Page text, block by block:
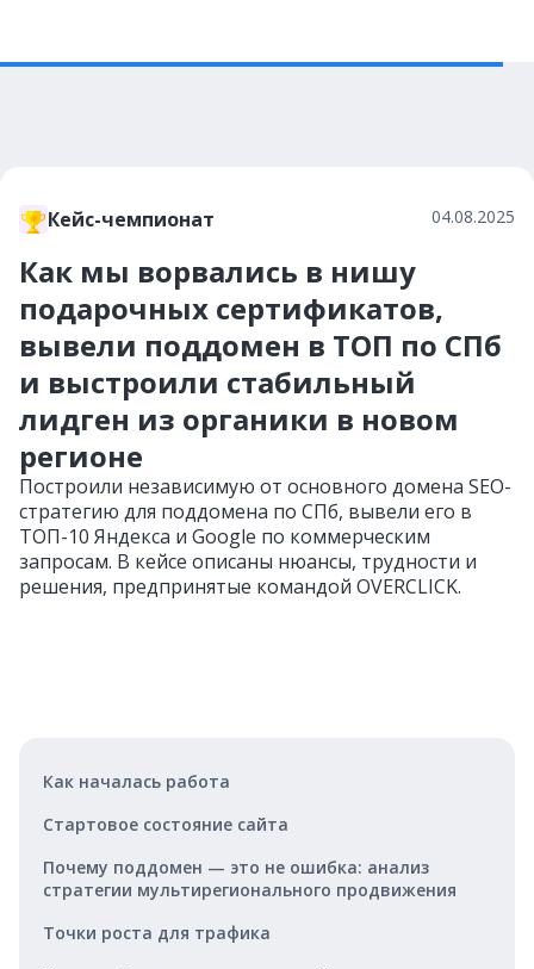
Кейс-чемпионат 04.08.2025
Как мы ворвались в нишу
подарочных сертификатов,
вывели поддомен в ТОП по СПб
и выстроили стабильный
лидген из органики в новом
регионе
Построили независимую от основного домена SEO-
стратегию для поддомена по СПб, вывели его в
ТОП-10 Яндекса и Google по коммерческим
запросам. В кейсе описаны нюансы, трудности и
решения, предпринятые командой OVERCLICK.
Как началась работа
Стартовое состояние сайта
Почему поддомен — это не ошибка: анализ
стратегии мультирегионального продвижения
Точки роста для трафика